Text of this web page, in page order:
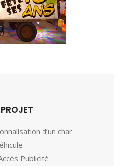
d’un char
Publicité